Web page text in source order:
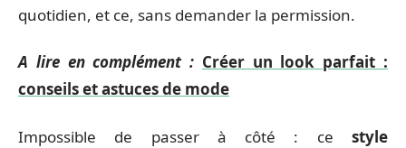
quotidien, et ce, sans demander la permission.
A lire en complément : Créer un look parfait :
conseils et astuces de mode
Impossible de passer à côté : ce style